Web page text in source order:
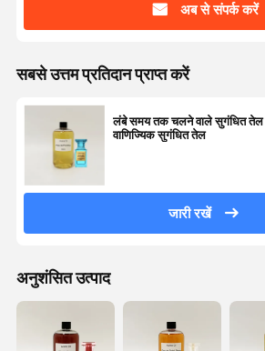
अब से संपर्क करें
सबसे उत्तम प्रतिदान प्राप्त करें
लंबे समय तक चलने वाले सुगंधित तेल
वाणिज्यिक सुगंधित तेल
जारी रखें
अनुशंसित उत्पाद